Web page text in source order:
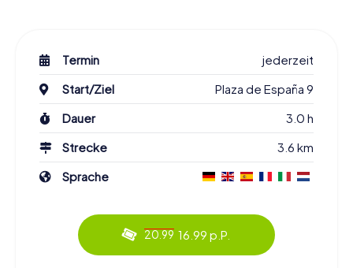
Termin
jederzeit
Start/Ziel
Plaza de España 9
Dauer
3.0 h
Strecke
3.6 km
Sprache
20.99 16.99 p.P.